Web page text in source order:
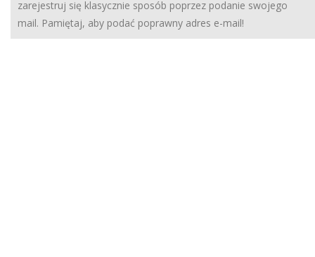
zarejestruj się klasycznie sposób poprzez podanie swojego
mail. Pamiętaj, aby podać poprawny adres e-mail!